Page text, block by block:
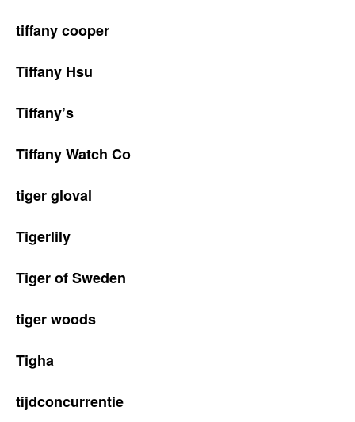
tiffany cooper
Tiffany Hsu
Tiffany’s
Tiffany Watch Co
tiger gloval
Tigerlily
Tiger of Sweden
tiger woods
Tigha
tijdconcurrentie